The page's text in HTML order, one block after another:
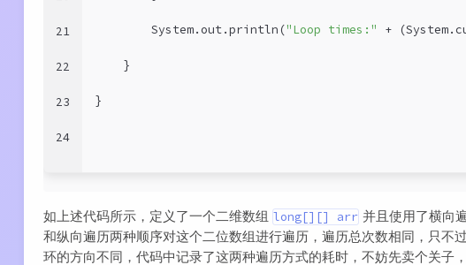
21
22
23
24
        System.out.println(
"Loop times:" +
    }
}
如上述代码所示，定义了一个二维数组 long[][] arr 并且使用了横向
和纵向遍历两种顺序对这个二位数组进行遍历，遍历总次数相同，只不
环的方向不同，代码中记录了这两种遍历方式的耗时，不妨先卖个关子